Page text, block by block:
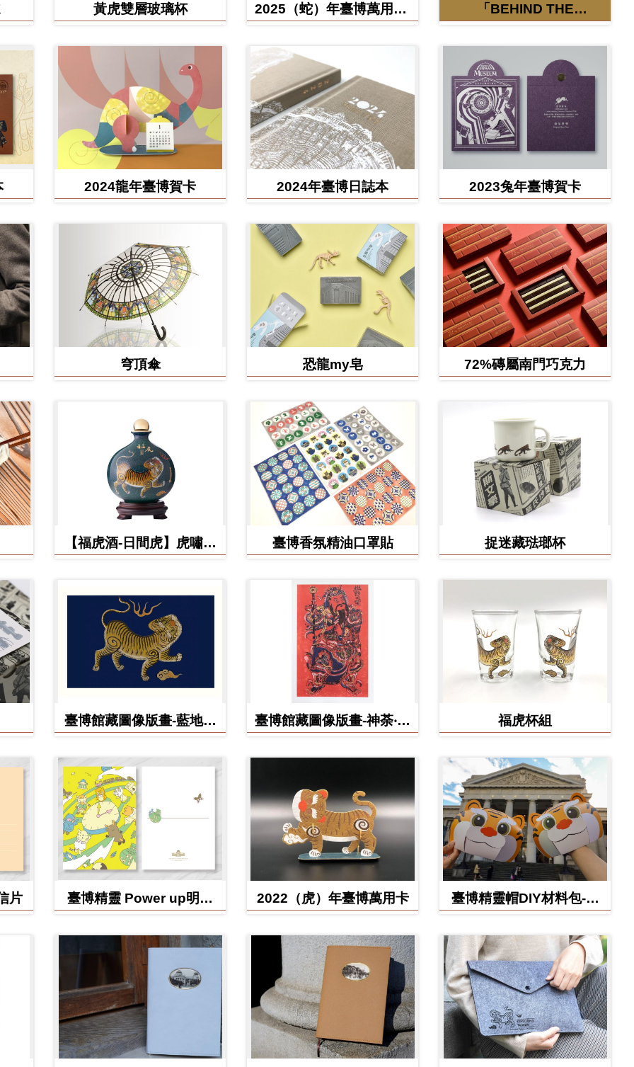
黃虎雙層玻璃杯
2025（蛇）年臺博萬用卡-
「BEHIND THE
展」紀念信封
2024龍年臺博賀卡 2024年臺博日誌本 2023兔年臺博賀卡
穹頂傘 恐龍my皂 72%磚屬南門巧克力
【福虎酒-日間虎】虎嘯台
臺博香氛精油口罩貼 捉迷藏琺瑯杯
臺博館藏圖像版畫-藍地黃
臺博館藏圖像版畫-神荼‧鬱
福虎杯組
片
臺博精靈 Power up明信
2022（虎）年臺博萬用卡
臺博精靈帽DIY材料包-虎